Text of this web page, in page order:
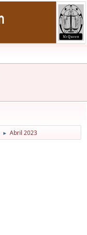
► Abril 2023